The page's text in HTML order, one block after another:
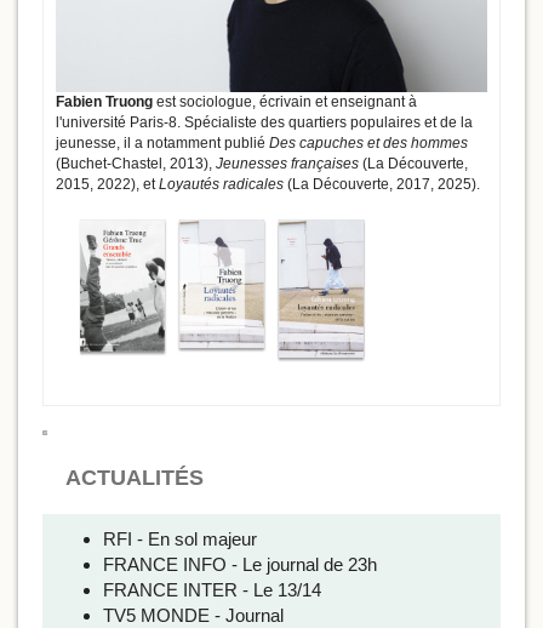
Fabien Truong est sociologue, écrivain et enseignant à
l'université Paris-8. Spécialiste des quartiers populaires et de la
jeunesse, il a notamment publié Des capuches et des hommes
(Buchet-Chastel, 2013), Jeunesses françaises (La Découverte,
2015, 2022), etLoyautés radicales (La Découverte, 2017, 2025).
ACTUALITÉS
RFI - En sol majeur
FRANCE INFO - Le journal de 23h
FRANCE INTER - Le 13/14
TV5 MONDE - Journal